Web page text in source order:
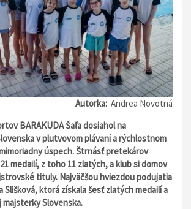
Autorka: Andrea Novotná
BARAKUDA Šaľa dosiahol na
v plutvovom plávaní a rýchlostnom
úspech. Štrnásť pretekárov
medailí, z toho 11 zlatých, a klub si domov
tituly. Najväčšou hviezdou podujatia
Slišková, ktorá získala šesť zlatých medailí a
Slovenska.